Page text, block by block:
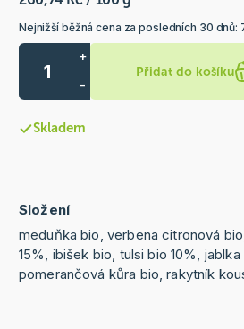
Nejnižší běžná cena za posledních 30 dnů:
+
-
Přidat do košíku
Skladem
Složení
meduňka bio, verbena citronová
15%, ibišek bio, tulsi bio 10%,
pomerančová kůra bio, rakytník